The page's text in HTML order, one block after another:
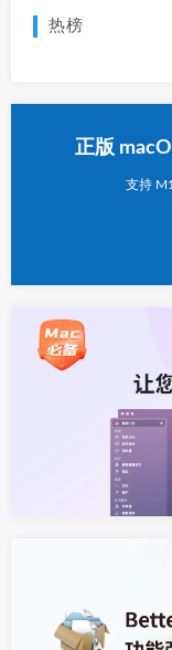
热榜
正版
支持